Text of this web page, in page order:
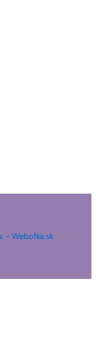
- Webofka.sk